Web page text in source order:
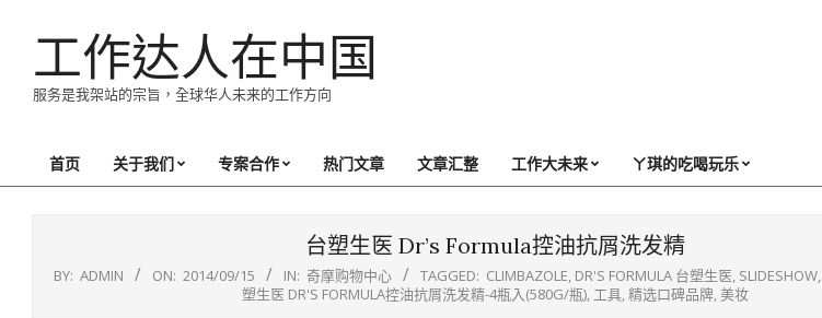
工作达人在中国
服务是我架站的宗旨，全球华人未来的工作方向
Primary
首页 关于我们 专案合作 热门文章 文章汇整 工作大未来 ㄚ琪的吃喝玩乐
台塑生医 Dr’s Formula控油抗屑洗发精
BY: ADMIN ON: 2014/09/15 IN: 奇摩购物中心 TAGGED: CLIMBAZOLE, DR'S FORMULA 台塑生医, SLIDESHOW,
塑生医 DR'S FORMULA控油抗屑洗发精-4瓶入(580G/瓶), 工具,精选口碑品牌,美妆